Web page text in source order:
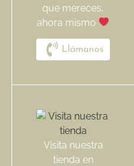
que mereces,
ahora mismo
Llámanos
Visita nuestra
tienda en